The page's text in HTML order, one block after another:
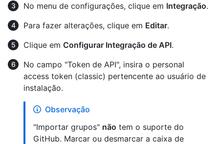
No menu de configurações, clique em Integração.
Para fazer alterações, clique em Editar.
Clique em Configurar Integração de API.
No campo "Token de API", insira o personal
access token (classic) pertencente ao usuário de
instalação.
Observação
"Importar grupos" não tem o suporte do
GitHub. Marcar ou desmarcar a caixa de